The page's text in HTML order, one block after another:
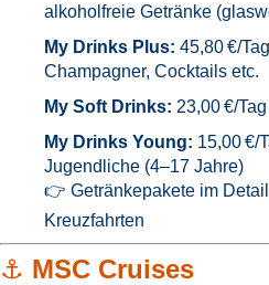
alkoholfreie Getränke
My Drinks Plus: 45,80 €/
Champagner, Cocktails etc.
My Soft Drinks: 23,00 €/
My Drinks Young: 15,00 €/
Jugendliche (4–17 Jahre)
👉 Getränkepakete im
Kreuzfahrten
⚓ MSC Cruises